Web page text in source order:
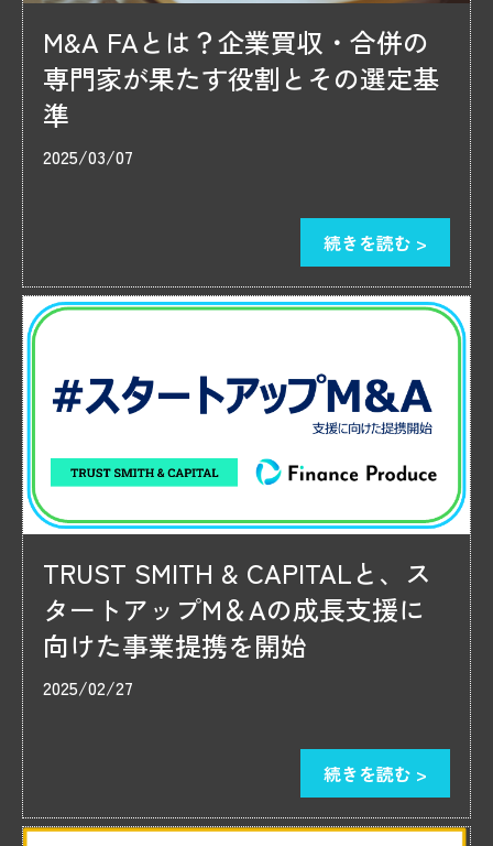
M&A FAとは？企業買収・合併の
専門家が果たす役割とその選定基
準
2025/03/07
続きを読む >
TRUST SMITH & CAPITALと、ス
タートアップM＆Aの成長支援に
向けた事業提携を開始
2025/02/27
続きを読む >